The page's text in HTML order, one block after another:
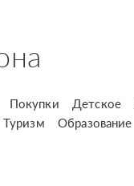
Покупки Детское
Туризм Образование